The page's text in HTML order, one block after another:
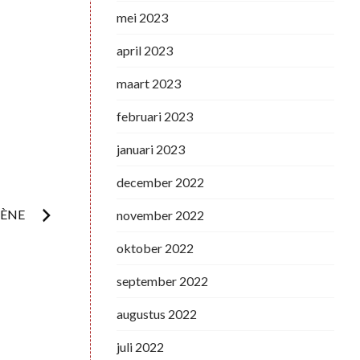
mei 2023
april 2023
maart 2023
februari 2023
januari 2023
december 2022
november 2022
oktober 2022
september 2022
augustus 2022
juli 2022